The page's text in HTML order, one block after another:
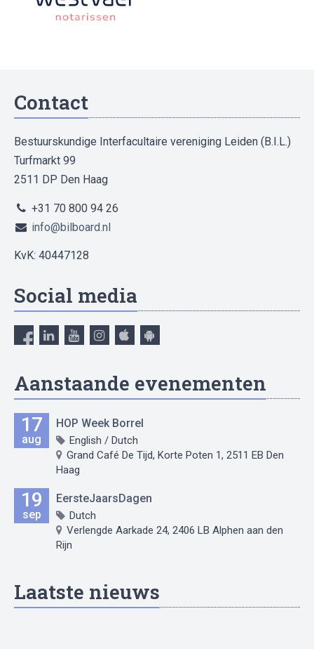
Contact
Bestuurskundige Interfacultaire vereniging Leiden (B.I.L.)
Turfmarkt 99
2511 DP Den Haag
+31 70 800 94 26
info@bilboard.nl
KvK: 40447128
Social media
Aanstaande evenementen
17
aug
HOP Week Borrel
English / Dutch
Grand Café De Tijd, Korte Poten 1, 2511 EB Den
Haag
19
sep
EersteJaarsDagen
Dutch
Verlengde Aarkade 24, 2406 LB Alphen aan den
Rijn
Laatste nieuws